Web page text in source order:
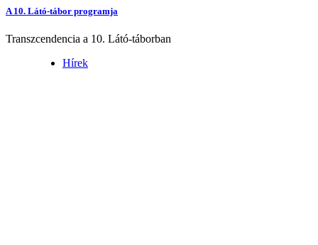
A 10. Látó-tábor programja
Transzcendencia a 10. Látó-táborban
Hírek